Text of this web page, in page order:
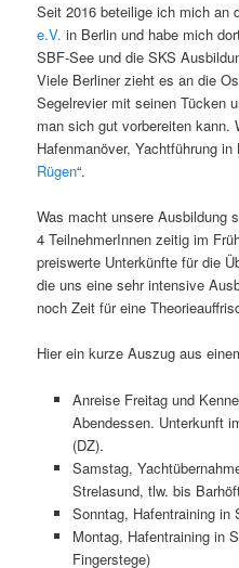
Seit 2016 beteilige ich mich an
e.V. in Berlin und habe mich
SBF-See und die SKS
Viele Berliner zieht es an die
Segelrevier mit seinen Tücken
man sich gut vorbereiten kann.
Hafenmanöver, Yachtführung in
Rügen“.
Was macht unsere Ausbildung
4 TeilnehmerInnen zeitig im
preiswerte Unterkünfte für die
die uns eine sehr intensive
noch Zeit für eine
Hier ein kurze Auszug aus
Anreise Freitag und
Abendessen. Unterkunft
(DZ).
Samstag,
Strelasund, tlw. bis
Sonntag, Hafentraining in
Montag, Hafentraining in
Fingerstege)